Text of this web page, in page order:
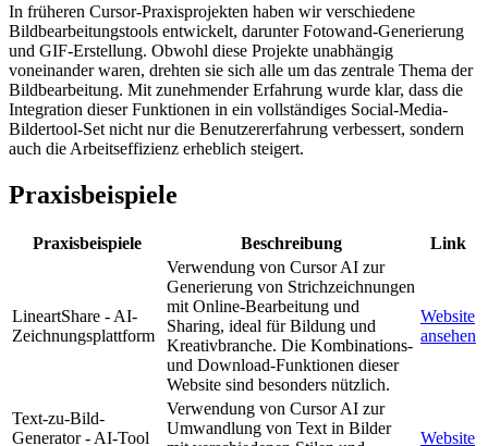
In früheren Cursor-Praxisprojekten haben wir verschiedene
Bildbearbeitungstools entwickelt, darunter Fotowand-Generierung
und GIF-Erstellung. Obwohl diese Projekte unabhängig
voneinander waren, drehten sie sich alle um das zentrale Thema der
Bildbearbeitung. Mit zunehmender Erfahrung wurde klar, dass die
Integration dieser Funktionen in ein vollständiges Social-Media-
Bildertool-Set nicht nur die Benutzererfahrung verbessert, sondern
auch die Arbeitseffizienz erheblich steigert.
Praxisbeispiele
Praxisbeispiele Beschreibung Link
LineartShare - AI-
Zeichnungsplattform
Verwendung von Cursor AI zur
Generierung von Strichzeichnungen
mit Online-Bearbeitung und
Sharing, ideal für Bildung und
Kreativbranche. Die Kombinations-
und Download-Funktionen dieser
Website sind besonders nützlich.
Website
ansehen
Text-zu-Bild-
Generator - AI-Tool
Verwendung von Cursor AI zur
Umwandlung von Text in Bilder
Website